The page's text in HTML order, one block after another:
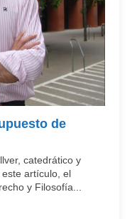
de
catedrático y
artículo, el
y Filosofía...